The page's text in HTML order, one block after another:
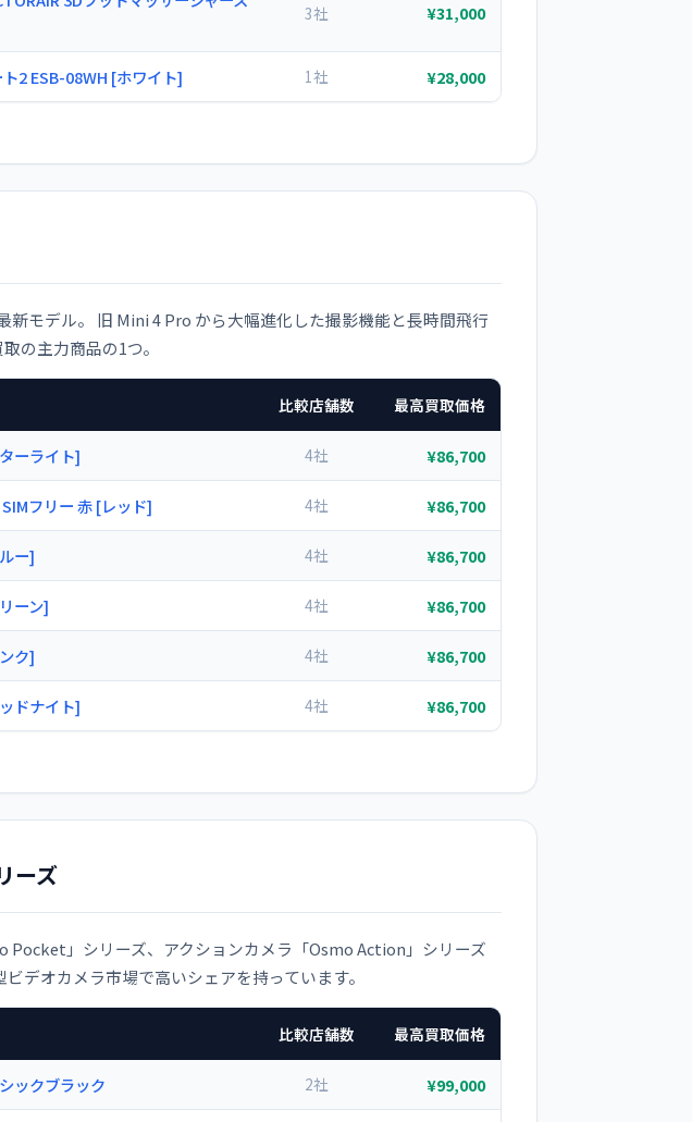
3社 ¥31,000
2 ESB-08WH [ホワイト] 1社 ¥28,000
モデル。 旧 Mini 4 Pro から大幅進化した撮影機能と長時間飛行
の主力商品の1つ。
比較店舗数 最高買取価格
ーライト] 4社 ¥86,700
フリー 赤 [レッド] 4社 ¥86,700
ー] 4社 ¥86,700
ーン] 4社 ¥86,700
ク] 4社 ¥86,700
ドナイト] 4社 ¥86,700
ーズ
Pocket」シリーズ、アクションカメラ「Osmo Action」シリーズ
デオカメラ市場で高いシェアを持っています。
比較店舗数 最高買取価格
ックブラック 2社 ¥99,000